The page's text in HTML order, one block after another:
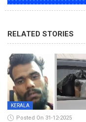
RELATED STORIES
KERALA
Posted On 31-12-2025